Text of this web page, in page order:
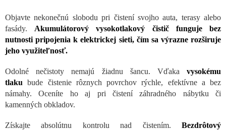
Objavte nekonečnú slobodu pri čistení svojho auta, terasy alebo
fasády. Akumulátorový vysokotlakový čistič funguje bez
nutnosti pripojenia k elektrickej sieti, čím sa výrazne rozširuje
jeho využiteľnosť.
Odolné nečistoty nemajú žiadnu šancu. Vďaka vysokému
tlaku bude čistenie rôznych povrchov rýchle, efektívne a bez
námahy. Oceníte ho aj pri čistení záhradného nábytku či
kamenných obkladov.
Získajte absolútnu kontrolu nad čistením. Bezdrôtový